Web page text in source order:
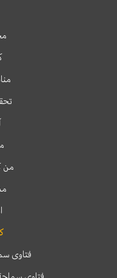
من
فتاوى